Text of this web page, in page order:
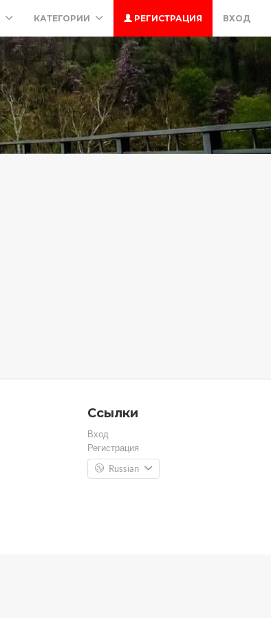
КАТЕГОРИИ РЕГИСТРАЦИЯ ВХОД
Ссылки
Вход
Регистрация
Russian